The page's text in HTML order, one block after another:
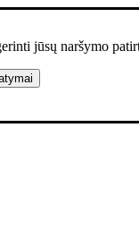
jūsų naršymo